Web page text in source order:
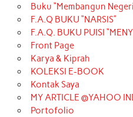
b
o
o
k
a
g
r
a
m
o
k
e
r
e
d
Buku “Membangun
F.A.Q BUKU “NARSIS”
F.A.Q. BUKU PUISI
Front Page
Karya & Kiprah
KOLEKSI E-BOOK
Kontak Saya
MY ARTICLE @YAHOO
Portofolio